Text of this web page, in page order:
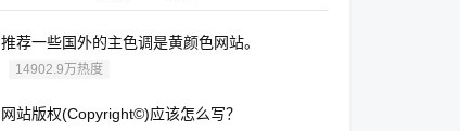
推荐一些国外的主色调是黄颜色网站。
14902.9万热度
网站版权(Copyright©)应该怎么写？